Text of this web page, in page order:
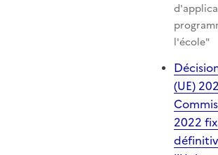
l'école"
(UE)
2022